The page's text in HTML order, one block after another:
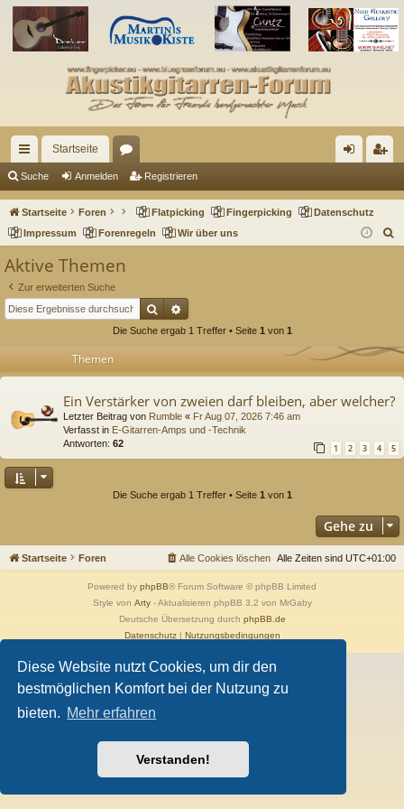
Diese Website nutzt Cookies, um dir den
bestmöglichen Komfort bei der Nutzung zu
bieten. Mehr erfahren
Verstanden!
ch
ne
llz
riff
Startseite
en m ist
rie
Suche Anmelden Registrieren
Startseite Foren Flatpicking Fingerpicking
Datenschutz
Impressum
Forenregeln Wir über uns
Aktive Themen
Zur erweiterten Suche
Suche
Die Suche ergab 1 Treffer • Seite 1 von 1
Themen
Ein Verstärker von zweien darf bleiben, aber welcher?
Letzter Beitrag von Rumble « Fr Aug 07, 2026 7:46 am
Verfasst in E-Gitarren-Amps und -Technik
Antworten: 62 1 2 3 4 5
Die Suche ergab 1 Treffer • Seite 1 von 1
Gehe zu
Startseite Foren Alle Zeiten sind UTC+01:00
Alle Cookies löschen
Powered by phpBB® Forum Software © phpBB Limited
Style von Arty- Aktualisieren phpBB 3.2 von MrGaby
Deutsche Übersetzung durch phpBB.de
Datenschutz| Nutzungsbedingungen